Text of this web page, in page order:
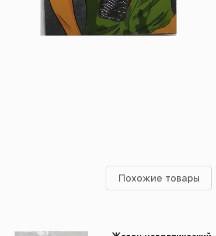
Похожие товары